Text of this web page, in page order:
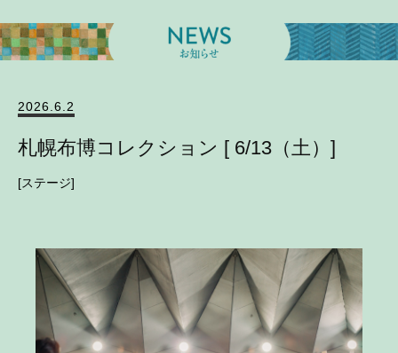
2026.6.2
札幌布博コレクション [ 6/13（土）]
ステージ